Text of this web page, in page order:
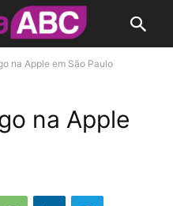
na Apple em São Paulo
na Apple